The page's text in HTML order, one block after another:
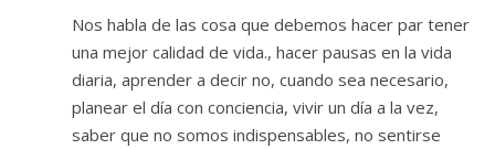
Nos habla de las cosa que debemos hacer par tener
una mejor calidad de vida., hacer pausas en la vida
diaria, aprender a decir no, cuando sea necesario,
planear el día con conciencia, vivir un día a la vez,
saber que no somos indispensables, no sentirse